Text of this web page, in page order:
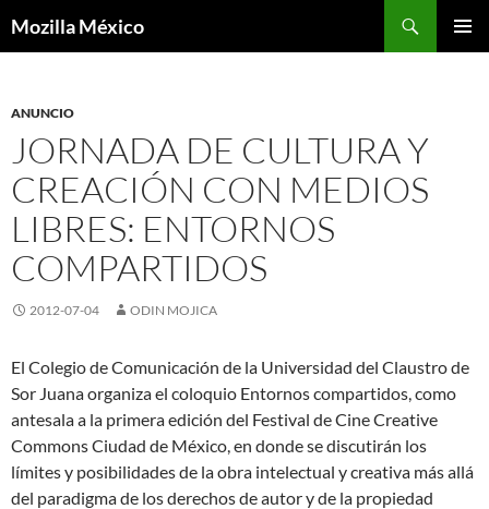
Mozilla México
ANUNCIO
JORNADA DE CULTURA Y
CREACIÓN CON MEDIOS
LIBRES: ENTORNOS
COMPARTIDOS
2012-07-04 ODIN MOJICA
El Colegio de Comunicación de la Universidad del Claustro de
Sor Juana organiza el coloquio Entornos compartidos, como
antesala a la primera edición del Festival de Cine Creative
Commons Ciudad de México, en donde se discutirán los
límites y posibilidades de la obra intelectual y creativa más allá
del paradigma de los derechos de autor y de la propiedad